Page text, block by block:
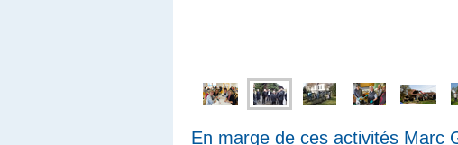
En marge de ces activités Marc